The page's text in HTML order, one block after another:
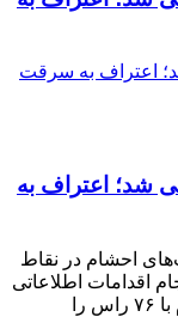
شد؛ اعتراف به
احشام در نقاط
اقدامات اطلاعاتی
و تحقیقات تخصصی، باند حرفه‌ای سارقان دام با ۷۶ راس را